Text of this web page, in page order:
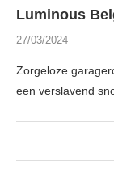
Luminous
27/03/2024
Zorgeloze
een verslavend